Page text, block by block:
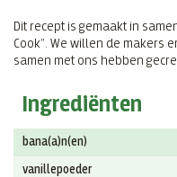
Dit recept is gemaakt in
Cook”. We willen de makers
samen met ons hebben
Ingrediënten
bana(a)n(en)
vanillepoeder